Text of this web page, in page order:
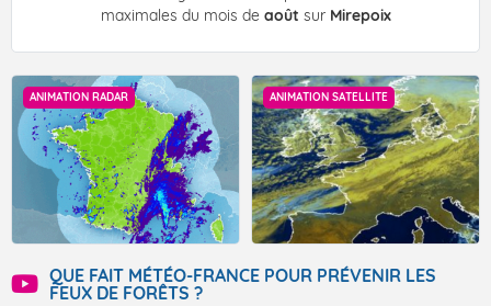
maximales du mois de août sur Mirepoix
ANIMATION RADAR ANIMATION SATELLITE
QUE FAIT MÉTÉO-FRANCE POUR PRÉVENIR LES
FEUX DE FORÊTS ?